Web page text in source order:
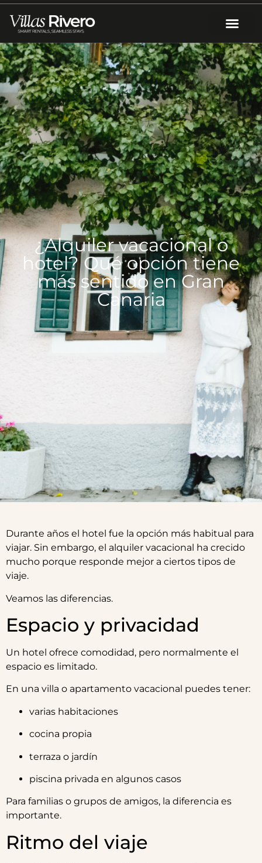
¿Alquiler vacacional o
hotel? Qué opción tiene
más sentido en Gran
Canaria
Durante años el hotel fue la opción más habitual para
viajar. Sin embargo, el alquiler vacacional ha crecido
mucho porque responde mejor a ciertos tipos de
viaje.
Veamos las diferencias.
Espacio y privacidad
Un hotel ofrece comodidad, pero normalmente el
espacio es limitado.
En una villa o apartamento vacacional puedes tener:
varias habitaciones
cocina propia
terraza o jardín
piscina privada en algunos casos
Para familias o grupos de amigos, la diferencia es
importante.
Ritmo del viaje